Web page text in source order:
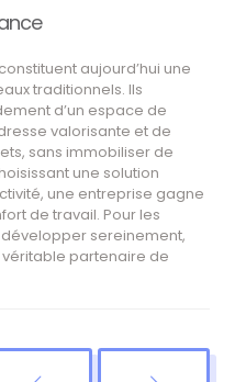
aujourd’hui une
traditionnels. Ils
d’un espace de
valorisante et de
sans immobiliser de
une solution
une entreprise gagne
de travail. Pour les
sereinement,
partenaire de